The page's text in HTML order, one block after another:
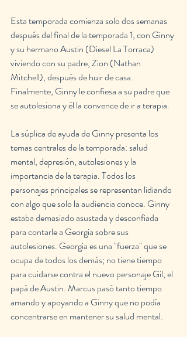
Esta temporada comienza solo dos semanas
después del final de la temporada 1, con Ginny
y su hermano Austin (Diesel La Torraca)
viviendo con su padre, Zion (Nathan
Mitchell), después de huir de casa.
Finalmente, Ginny le confiesa a su padre que
se autolesiona y él la convence de ir a terapia.
La súplica de ayuda de Ginny presenta los
temas centrales de la temporada: salud
mental, depresión, autolesiones y la
importancia de la terapia. Todos los
personajes principales se representan lidiando
con algo que solo la audiencia conoce. Ginny
estaba demasiado asustada y desconfiada
para contarle a Georgia sobre sus
autolesiones. Georgia es una "fuerza" que se
ocupa de todos los demás; no tiene tiempo
para cuidarse contra el nuevo personaje Gil, el
papá de Austin. Marcus pasó tanto tiempo
amando y apoyando a Ginny que no podía
concentrarse en mantener su salud mental.